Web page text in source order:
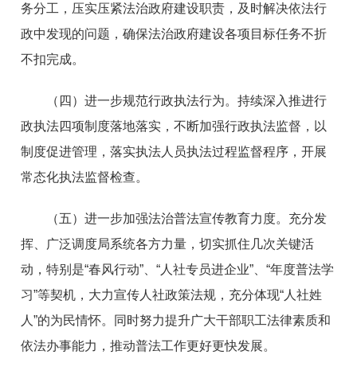
务分工，压实压紧法治政府建设职责，及时解决依法行
政中发现的问题，确保法治政府建设各项目标任务不折
不扣完成。
（四）进一步规范行政执法行为。持续深入推进行
政执法四项制度落地落实，不断加强行政执法监督，以
制度促进管理，落实执法人员执法过程监督程序，开展
常态化执法监督检查。
（五）进一步加强法治普法宣传教育力度。充分发
挥、广泛调度局系统各方力量，切实抓住几次关键活
动，特别是“春风行动”、“人社专员进企业”、“年度普法学
习”等契机，大力宣传人社政策法规，充分体现“人社姓
人”的为民情怀。同时努力提升广大干部职工法律素质和
依法办事能力，推动普法工作更好更快发展。